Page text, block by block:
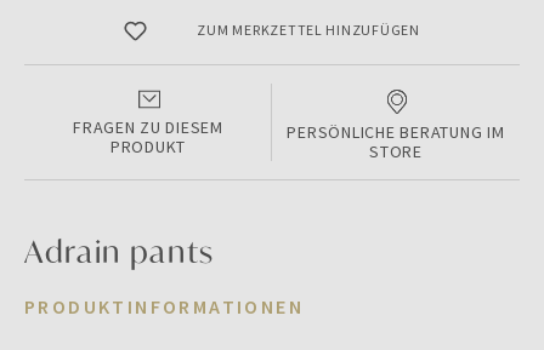
ZUM MERKZETTEL HINZUFÜGEN
FRAGEN ZU DIESEM
PRODUKT
PERSÖNLICHE BERATUNG IM
STORE
Adrain pants
PRODUKTINFORMATIONEN